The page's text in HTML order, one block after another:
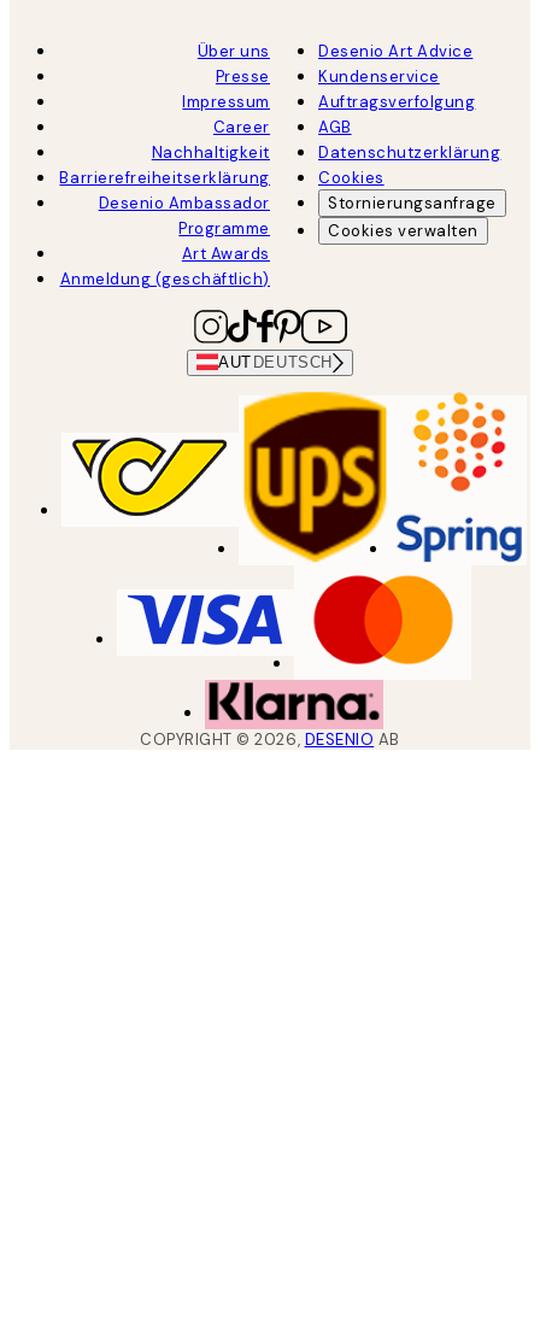
Über uns
Presse
Impressum
Career
Nachhaltigkeit
Barrierefreiheitserklärung
Desenio Ambassador
Programme
Art Awards
Anmeldung (geschäftlich)
Desenio Art Advice
Kundenservice
Auftragsverfolgung
AGB
Datenschutzerklärung
Cookies
Stornierungsanfrage
Cookies verwalten
AUT DEUTSCH
COPYRIGHT ©2026, DESENIO AB